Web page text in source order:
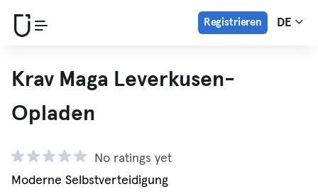
Registrieren DE
Krav Maga Leverkusen-
Opladen
No ratings yet
Moderne Selbstverteidigung